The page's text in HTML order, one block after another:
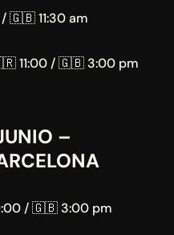
🇬🇧 11:30 am
11:00 / 🇬🇧 3:00 pm
–
/ 🇬🇧 3:00 pm